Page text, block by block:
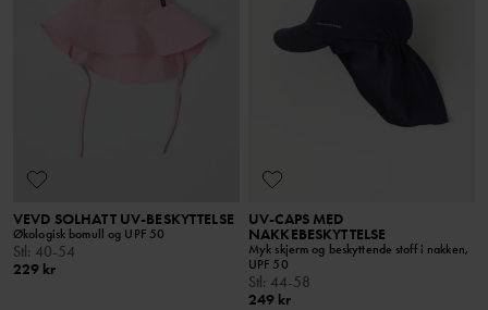
VEVD SOLHATT UV-BESKYTTELSE
Økologisk bomull og UPF 50
Stl: 40-54
229 kr
UV-CAPS MED
NAKKEBESKYTTELSE
Myk skjerm og beskyttende stoff i nakken,
UPF 50
Stl: 44-58
249 kr